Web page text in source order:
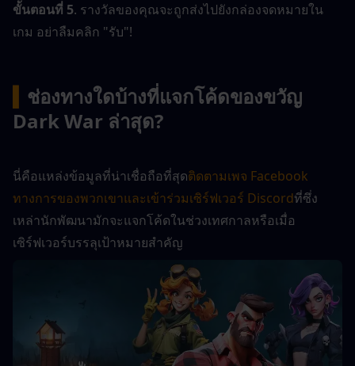
ขั้นตอนที่ 5. รางวัลของคุณจะถูกส่งไปยังกล่องจดหมายใน
เกม อย่าลืมคลิก "รับ"!
ช่องทางใดบ้างที่แจกโค้ดของขวัญ
Dark War ล่าสุด?
นี่คือแหล่งข้อมูลที่น่าเชื่อถือที่สุดติดตามเพจ Facebook
ทางการของพวกเขาและเข้าร่วมเซิร์ฟเวอร์ Discordที่ซึ่ง
เหล่านักพัฒนามักจะแจกโค้ดในช่วงเทศกาลหรือเมื่อ
เซิร์ฟเวอร์บรรลุเป้าหมายสำคัญ